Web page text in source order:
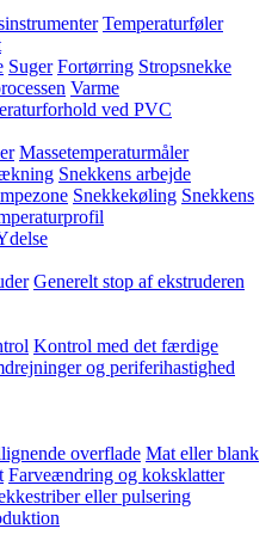
Temperaturføler
Suger Fortørring Stropsnekke
Varme
ved PVC
Massetemperaturmåler
Snekkens arbejde
Snekkekøling Snekkens
Generelt stop af ekstruderen
Kontrol med det færdige
og periferihastighed
overflade Mat eller blank
Farveændring og koksklatter
eller pulsering